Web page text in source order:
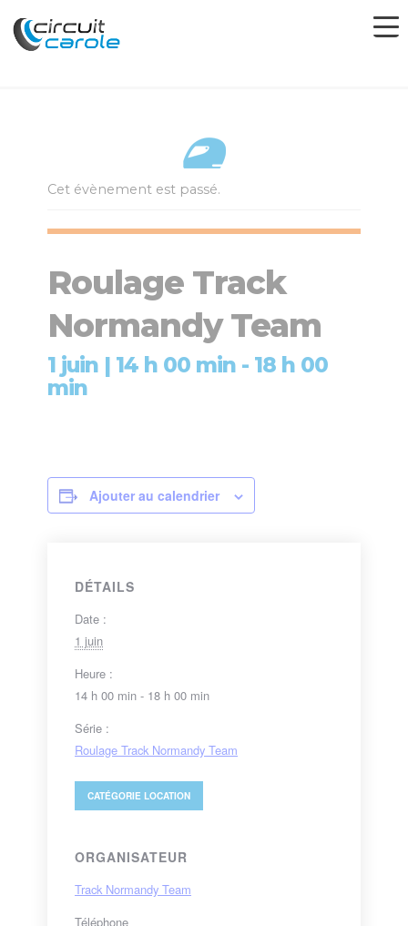
Cet évènement est passé.
Roulage Track
Normandy Team
1 juin | 14 h 00 min - 18 h 00
min
Ajouter au calendrier
DÉTAILS
Date :
1 juin
Heure :
14 h 00 min - 18 h 00 min
Série :
Roulage Track Normandy Team
CATÉGORIELOCATION
ORGANISATEUR
Track Normandy Team
Téléphone